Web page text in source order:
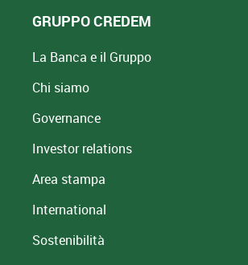
GRUPPO CREDEM
La Banca e il Gruppo
Chi siamo
Governance
Investor relations
Area stampa
International
Sostenibilità